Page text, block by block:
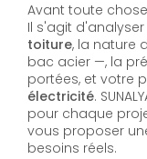
Avant toute
Il s'agit
toiture, la nature
bac acier —, la
portées, et votre
électricité.
pour chaque
vous proposer
besoins réels.